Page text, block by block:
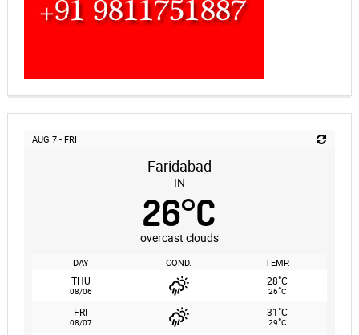
AUG 7 - FRI
Faridabad
IN
26°C
overcast clouds
DAY COND. TEMP.
THU
08/06
28°C
26°C
FRI
08/07
31°C
29°C